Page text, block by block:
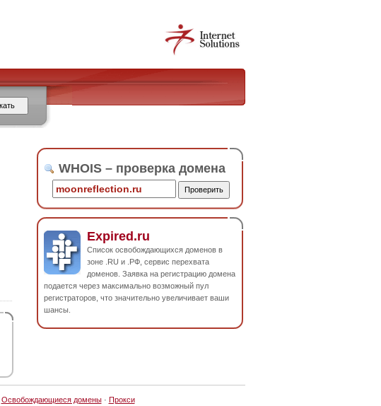
WHOIS – проверка домена
Expired.ru
Список освобождающихся доменов в
зоне .RU и .РФ, сервис перехвата
доменов. Заявка на регистрацию домена
подается через максимально возможный пул
регистраторов, что значительно увеличивает ваши
шансы.
Освобождающиеся домены· Прокси